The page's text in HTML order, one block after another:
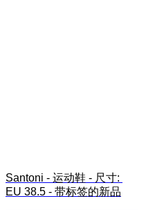
Santoni - 运动鞋 - 尺寸:
EU 38.5 - 带标签的新品